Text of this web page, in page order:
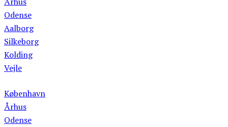
Odense
Aalborg
Silkeborg
Kolding
Vejle
København
Århus
Odense